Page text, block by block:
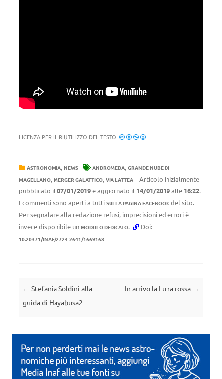
LICENZA PER IL RIUTILIZZO DEL TESTO:
ASTRONOMIA, NEWS ANDROMEDA, GRANDE NUBE DI
MAGELLANO, MERGER GALATTICO, VIA LATTEA
Articolo inizialmente
pubblicato il 07/01/2019e aggiornato il 14/01/2019alle 16:22.
I commenti sono aperti a tutti SULLA PAGINA FACEBOOK del sito.
Per segnalare alla redazione refusi, imprecisioni ed errori è
invece disponibile un MODULO DEDICATO. Doi:
10.20371/INAF/2724-2641/1669168
Navigazione articolo
← Stefania Soldini alla
guida di Hayabusa2
In arrivo la Luna rossa →